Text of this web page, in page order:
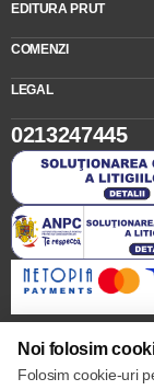
EDITURA PRUT
COMENZI
LEGAL
0213247445
Setări cookie-uri
Noi folosim
Folosim cookie-uri